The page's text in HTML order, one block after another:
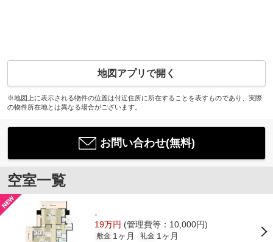
地図アプリで開く
※地図上に表示される物件の位置は付近住所に所在することを表すものであり、実際
の物件所在地とは異なる場合がございます。
お問い合わせ(無料)
空室一覧
-
19万円 (管理費等：10,000円)
敷金 1ヶ月 礼金 1ヶ月